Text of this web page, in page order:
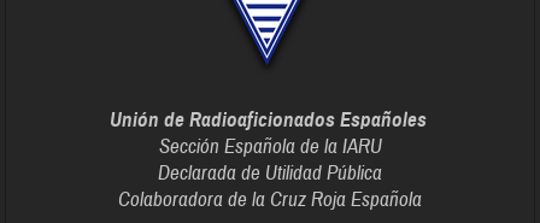
Unión de Radioaficionados Españoles
Sección Española de la IARU
Declarada de Utilidad Pública
Colaboradora de la Cruz Roja Española